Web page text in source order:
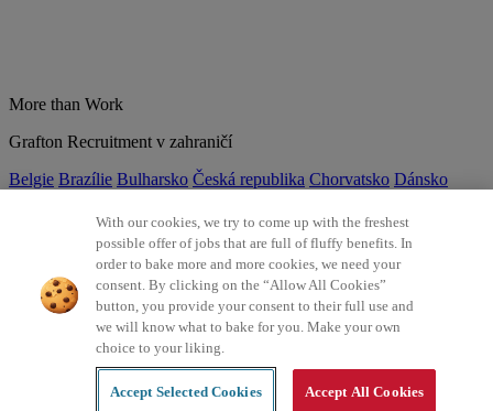
More than Work
Grafton Recruitment v zahraničí
Belgie Brazílie Bulharsko Česká republika Chorvatsko Dánsko
Německo Nizozemsko Norsko Polsko Portugalsko
Slovensko Španělsko Srbsko Švýcarsko Turecko
©2026 Všechna práva vyhrazena Grafton Recruitment
Ochrana osobních údajů Zásady používání cookies Všeobecné
Digitální přístupnost
персональних даних
With our cookies, we try to come up with the freshest
possible offer of jobs that are full of fluffy benefits. In
order to bake more and more cookies, we need your
consent. By clicking on the “Allow All Cookies”
button, you provide your consent to their full use and
we will know what to bake for you. Make your own
choice to your liking.
Accept Selected Cookies Accept All Cookies